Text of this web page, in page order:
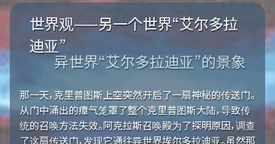
世界观——另一个世界“艾尔多拉
迪亚”
异世界“艾尔多拉迪亚”的景象
那一天，克里普图斯上空突然开启了一扇神秘的传送门。
从门中涌出的瘴气笼罩了整个克里普图斯大陆，导致传
统的召唤方法失效。阿克拉斯召唤殿为了探明原因，调查
了这扇传送门，发现它通往异世界埃尔多拉迪亚。虽然那